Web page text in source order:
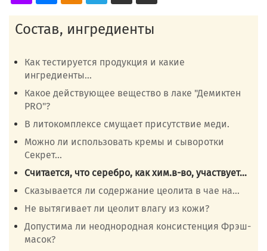
Состав, ингредиенты
Как тестируется продукция и какие
ингредиенты...
Какое действующее вещество в лаке "Демиктен
PRO"?
В литокомплексе смущает присутствие меди.
Можно ли использовать кремы и сыворотки
Секрет...
Cчитается, что серебро, как хим.в-во, участвует...
Сказывается ли содержание цеолита в чае на...
Не вытягивает ли цеолит влагу из кожи?
Допустима ли неоднородная консистенция Фрэш-
масок?